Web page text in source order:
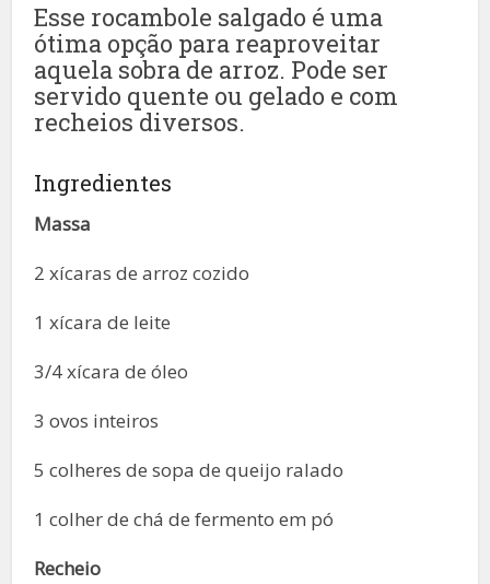
Esse rocambole salgado é uma
ótima opção para reaproveitar
aquela sobra de arroz. Pode ser
servido quente ou gelado e com
recheios diversos.
Ingredientes
Massa
2 xícaras de arroz cozido
1 xícara de leite
3/4 xícara de óleo
3 ovos inteiros
5 colheres de sopa de queijo ralado
1 colher de chá de fermento em pó
Recheio